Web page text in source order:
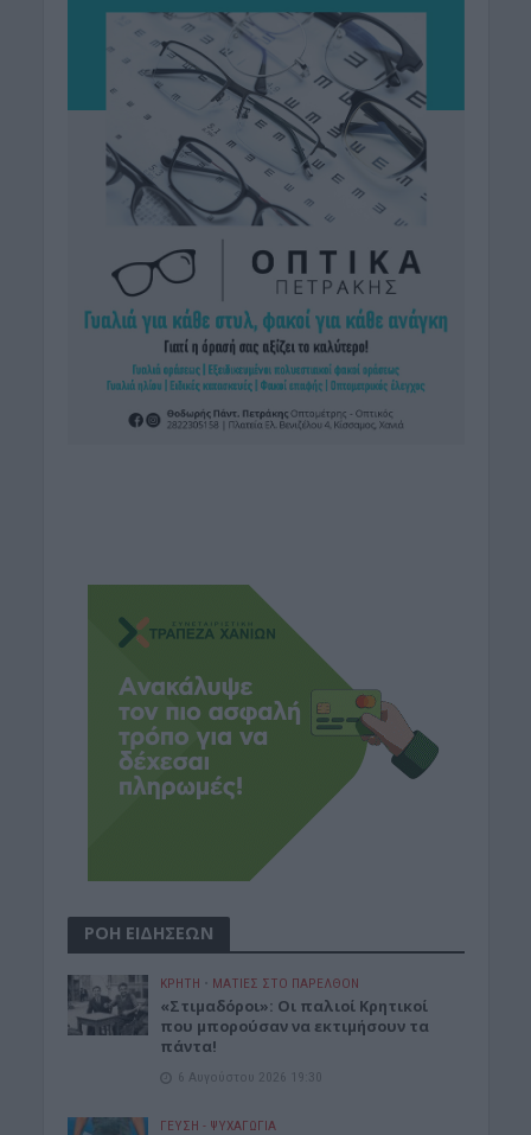
ΡΟΗ ΕΙΔΗΣΕΩΝ
ΚΡΗΤΗ • ΜΑΤΙΕΣ ΣΤΟ ΠΑΡΕΛΘΟΝ
«Στιμαδόροι»: Οι παλιοί Κρητικοί
που μπορούσαν να εκτιμήσουν τα
πάντα!
6 Αυγούστου 2026 19:30
ΓΕΎΣΗ - ΨΥΧΑΓΩΓΊΑ